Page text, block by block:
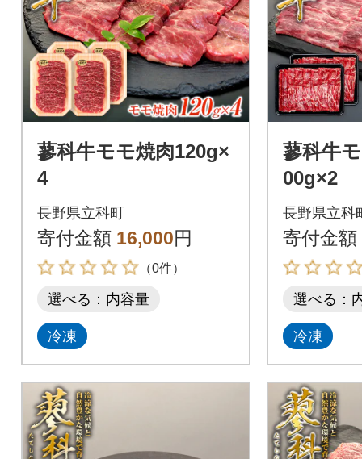
蓼科牛モモ焼肉120g×
4
長野県立科町
寄付金額 16,000円
（0件）
選べる：内容量
冷凍
蓼科牛
00g×2
長野県立科
寄付金額
選べる：
冷凍